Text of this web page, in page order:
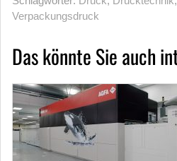
Verpackungsdruck
Das könnte Sie auch